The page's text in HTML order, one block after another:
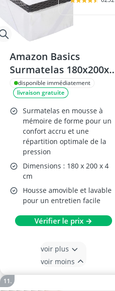
Amazon Basics
Surmatelas 180x200x4
cm Mousse Mémoire
disponible immédiatement
livraison gratuite
Surmatelas en mousse à
mémoire de forme pour un
confort accru et une
répartition optimale de la
pression
Dimensions : 180 x 200 x 4
cm
Housse amovible et lavable
pour un entretien facile
Vérifier le prix →
voir plus
voir moins